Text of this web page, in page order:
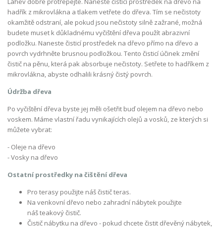
hadřík z mikrovlákna a tlakem vetřete do dřeva. Tím se nečistoty
okamžitě odstraní, ale pokud jsou nečistoty silně zažrané, možná
budete muset k důkladnému vyčištění dřeva použít abrazivní
podložku. Naneste čisticí prostředek na dřevo přímo na dřevo a
povrch vydrhněte brusnou podložkou. Tento čisticí účinek změní
čistič na pěnu, která pak absorbuje nečistoty. Setřete to hadříkem z
mikrovlákna, abyste odhalili krásný čistý povrch.
Údržba dřeva
Po vyčištění dřeva byste jej měli ošetřit buď olejem na dřevo nebo
voskem. Máme vlastní řadu vynikajících olejů a vosků, ze kterých si
můžete vybrat:
- Oleje na dřevo
- Vosky na dřevo
Ostatní prostředky na čištění dřeva
Pro terasy použijte náš čistič teras.
Na venkovní dřevo nebo zahradní nábytek použijte
náš teakový čistič.
Čistič nábytku na dřevo - pokud chcete čistit dřevěný nábytek,